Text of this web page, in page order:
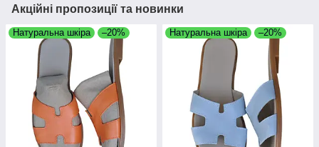
Акційні пропозиції та новинки
Натуральна шкіра –20% Натуральна шкіра –20%